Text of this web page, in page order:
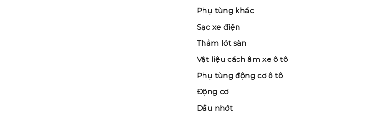
Phụ tùng khác
Sạc xe điện
Thảm lót sàn
Vật liệu cách âm xe ô tô
Phụ tùng động cơ ô tô
Động cơ
Dầu nhớt